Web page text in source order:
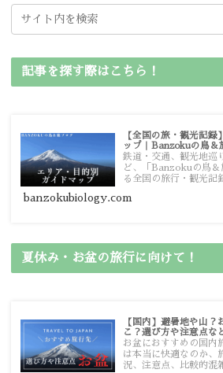
記事を探す際はこちら！
【全国の旅・観光記
ップ｜Banzokuの鳥＆
鉄道・交通、観光地巡
ど、「Banzokuの鳥＆
る全国の旅行・観光記
ガイドマップからスム
banzokubiology.com
夏休み・お盆の旅行に向けて！
【国内】避暑地や山
こ？選び方や注意点な
お盆におすすめの国内
は本当に快適なのか、
況、注意点、比較的混